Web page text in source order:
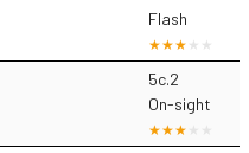
Flash
5c.2
On-sight